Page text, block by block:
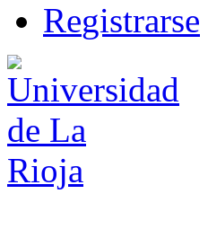
Registrarse